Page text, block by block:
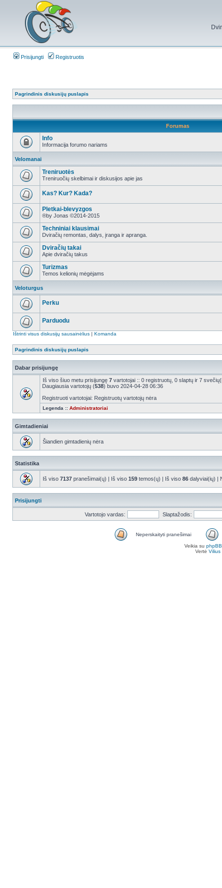
Prisijungti Registruotis
Pagrindinis diskusijų puslapis
Forumas
Info
Informacija forumo nariams
Velomanai
Treniruotės
Treniruočių skelbimai ir diskusijos apie jas
Kas? Kur? Kada?
Pletkai-blevyzgos
®by Jonas ©2014-2015
Techniniai klausimai
Dviračių remontas, dalys, įranga ir apranga.
Dviračių takai
Apie dviračių takus
Turizmas
Temos kelionių mėgėjams
Veloturgus
Perku
Parduodu
Ištrinti visus diskusijų sausainėlius | Komanda
Pagrindinis diskusijų puslapis
Dabar prisijungę
Iš viso šiuo metu prisijungę 7 vartotojai :: 0 registruotų, 0 slaptų ir 7
Daugiausia vartotojų (538) buvo 2024-04-28 06:36
Registruoti vartotojai: Registruotų vartotojų nėra
Legenda :: Administratoriai
Gimtadieniai
Šiandien gimtadienių nėra
Statistika
Iš viso 7137 pranešimai(ų) | Iš viso 159 temos(ų) | Iš viso 86 dalyviai(ių) |
Prisijungti
Vartotojo vardas: Slaptažodis:
Neperskaityti pranešimai
Veikia su phpBB
Vertė Vilius